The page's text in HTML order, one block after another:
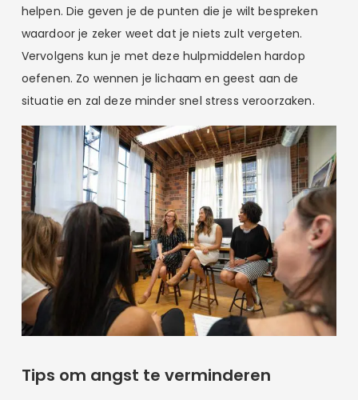
helpen. Die geven je de punten die je wilt bespreken
waardoor je zeker weet dat je niets zult vergeten.
Vervolgens kun je met deze hulpmiddelen hardop
oefenen. Zo wennen je lichaam en geest aan de
situatie en zal deze minder snel stress veroorzaken.
Tips om angst te verminderen